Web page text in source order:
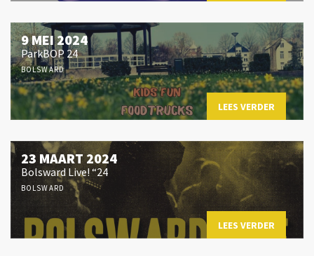
9 MEI 2024
ParkBOP 24
BOLSWARD
LEES VERDER
23 MAART 2024
Bolsward Live! “24
BOLSWARD
LEES VERDER